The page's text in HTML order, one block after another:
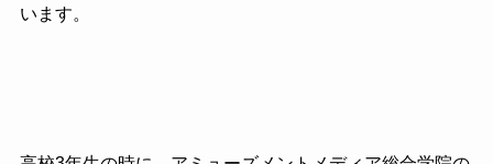
います。